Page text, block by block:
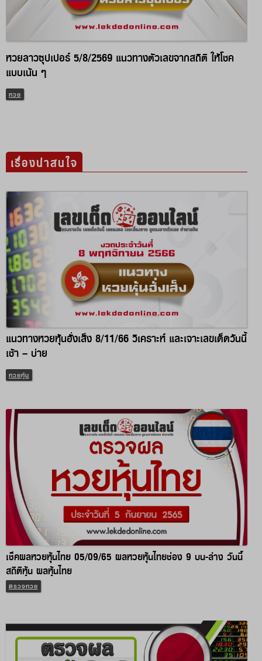
หวยลาวซุปเปอร์ 5/8/2569 แนวทางตัวเลขจากสถิติ ให้โชค
แบบเน้น ๆ
หวย
เรื่องน่าสนใจ
แนวทางหวยหุ้นฮั่งเส็ง 8/11/66 วิเคราะห์ และเจาะเลขเด็ดวันนี้
เช้า – บ่าย
หวยหุ้น
เช็คผลหวยหุ้นไทย 05/09/65 ผลหวยหุ้นไทยช่อง 9 บน-ล่าง วันนี้
สถิติหุ้น ผลหุ้นไทย
ตรวจหวย